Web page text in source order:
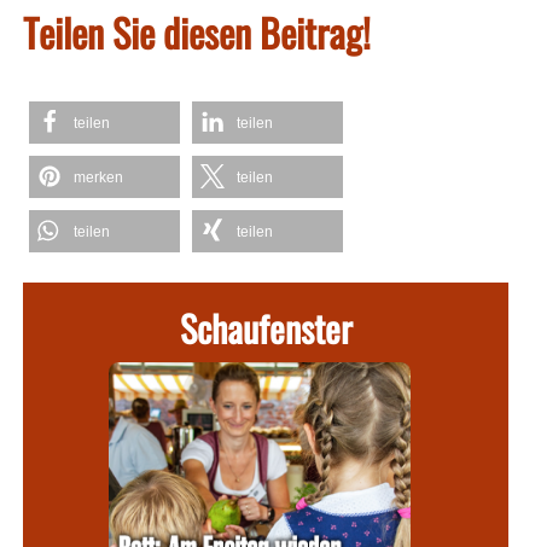
Teilen Sie diesen Beitrag!
teilen teilen
merken teilen
teilen teilen
Schaufenster